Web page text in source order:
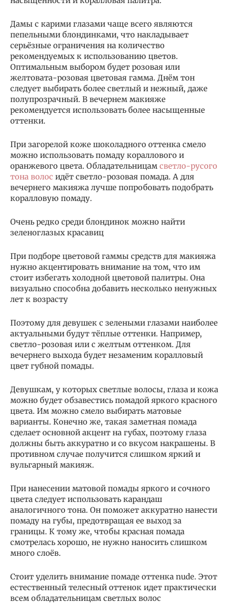
Дамы с карими глазами чаще всего являются
пепельными блондинками, что накладывает
серьёзные ограничения на количество
рекомендуемых к использованию цветов.
Оптимальным выбором будет розовая или
желтовата-розовая цветовая гамма. Днём тон
следует выбирать более светлый и нежный, даже
полупрозрачный. В вечернем макияже
рекомендуется использовать более насыщенные
оттенки.
При загорелой коже шоколадного оттенка смело
можно использовать помаду кораллового и
оранжевого цвета. Обладательницам светло-русого
тона волос идёт светло-розовая помада. А для
вечернего макияжа лучше попробовать подобрать
коралловую помаду.
Очень редко среди блондинок можно найти
зеленоглазых красавиц
При подборе цветовой гаммы средств для макияжа
нужно акцентировать внимание на том, что им
стоит избегать холодной цветовой палитры. Она
визуально способна добавить несколько ненужных
лет к возрасту
Поэтому для девушек с зелеными глазами наиболее
актуальными будут тёплые оттенки. Например,
светло-розовая или с желтым оттенком. Для
вечернего выхода будет незаменим коралловый
цвет губной помады.
Девушкам, у которых светлые волосы, глаза и кожа
можно будет обзавестись помадой яркого красного
цвета. Им можно смело выбирать матовые
варианты. Конечно же, такая заметная помада
сделает основной акцент на губах, поэтому глаза
должны быть аккуратно и со вкусом накрашены. В
противном случае получится слишком яркий и
вульгарный макияж.
При нанесении матовой помады яркого и сочного
цвета следует использовать карандаш
аналогичного тона. Он поможет аккуратно нанести
помаду на губы, предотвращая ее выход за
границы. К тому же, чтобы красная помада
смотрелась хорошо, не нужно наносить слишком
много слоёв.
Стоит уделить внимание помаде оттенка nude. Этот
естественный телесный оттенок идет практически
всем обладательницам светлых волос